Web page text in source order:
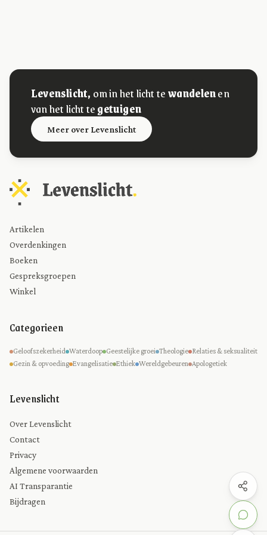
Levenslicht, om in het licht tewandelenen
van het licht tegetuigen
Meer over Levenslicht
Artikelen
Overdenkingen
Boeken
Gespreksgroepen
Winkel
Categorieen
Geloofszekerheid Waterdoop Geestelijke groei Theologie Relaties & seksualiteit
Gezin & opvoeding Evangelisatie Ethiek Wereldgebeuren Apologetiek
Levenslicht
Over Levenslicht
Contact
Privacy
Algemene voorwaarden
AI Transparantie
Bijdragen